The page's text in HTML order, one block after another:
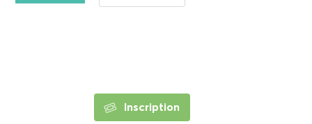
Inscription